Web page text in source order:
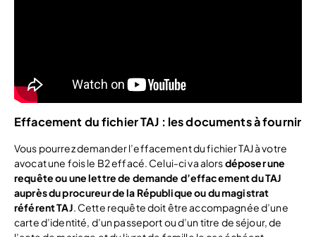
Effacement du fichier TAJ : les documents à fournir
Vous pourrez demander l’effacement du fichier TAJ à votre
avocat une fois le B2 effacé. Celui-ci va alorsdéposer une
requête ou une lettre de demande d’effacement du TAJ
auprès du procureur de la République ou du magistrat
référent TAJ. Cette requête doit être accompagnée d’une
carte d’identité, d’un passeport ou d’un titre de séjour, de